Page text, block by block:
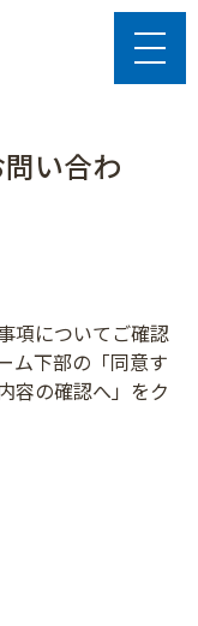
い合わ
項についてご確認
ム下部の「同意す
容の確認へ」をク